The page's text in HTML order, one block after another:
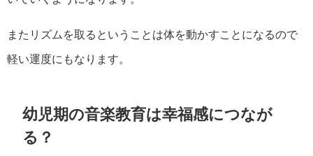
またリズムを取るということは体を動かすことになるので
軽い運度にもなります。
幼児期の音楽教育は幸福感につなが
る？